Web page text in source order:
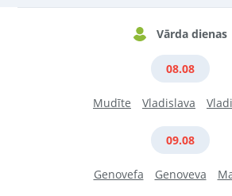
Vārda dienas
08.08
Mudīte Vladislava
09.08
Genovefa Genoveva